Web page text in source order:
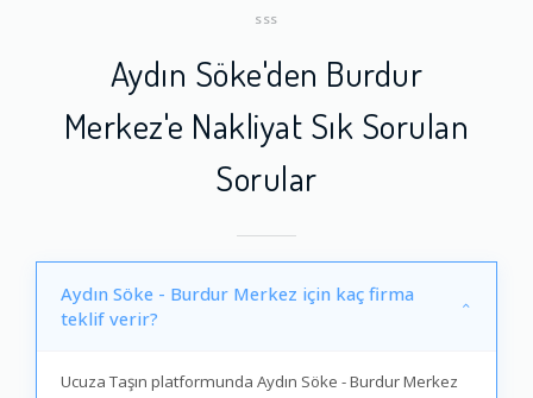
SSS
Aydın Söke'den Burdur
Merkez'e Nakliyat Sık Sorulan
Sorular
Aydın Söke - Burdur Merkez için kaç firma
teklif verir?
Ucuza Taşın platformunda Aydın Söke - Burdur Merkez